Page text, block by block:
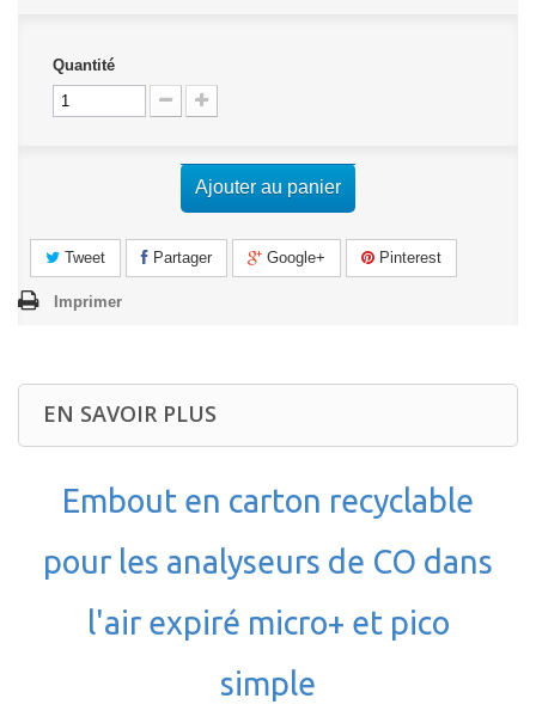
Quantité
Ajouter au panier
Tweet Partager Google+ Pinterest
Imprimer
EN SAVOIR PLUS
Embout en carton recyclable
pour les analyseurs de CO dans
l'air expiré micro+ et pico
simple